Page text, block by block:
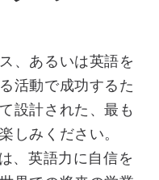
、あるいは英語を
活動で成功するた
設計された、最も
しみください。
、英語力に自信を